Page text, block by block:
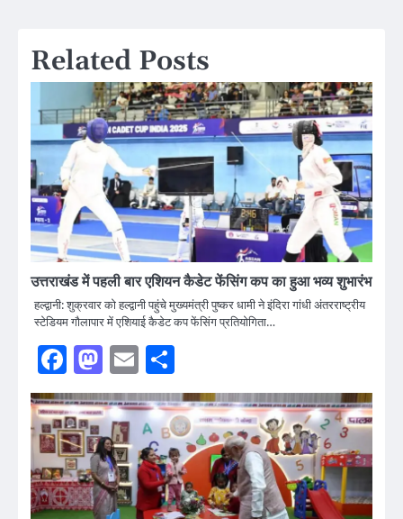
Related Posts
उत्तराखंड में पहली बार एशियन कैडेट फेंसिंग कप का हुआ भव्य शुभारंभ
हल्द्वानी: शुक्रवार को हल्द्वानी पहुंचे मुख्यमंत्री पुष्कर धामी ने इंदिरा गांधी अंतरराष्ट्रीय
स्टेडियम गौलापार में एशियाई कैडेट कप फेंसिंग प्रतियोगिता…
Facebook
Mastodon
Email